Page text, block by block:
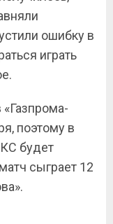
ошибку в
играть
«Газпрома-
поэтому в
будет
сыграет 12